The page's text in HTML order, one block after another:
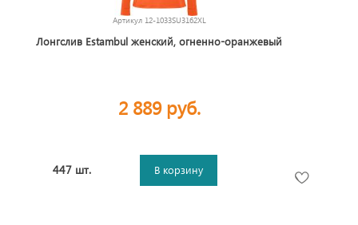
Артикул 12-1033SU3162XL
Лонгслив Estambul женский, огненно-оранжевый
2 889 руб.
447 шт. В корзину